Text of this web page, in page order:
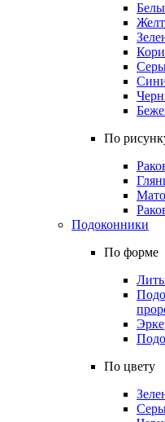
По
Подоконники
По форме
По цвету